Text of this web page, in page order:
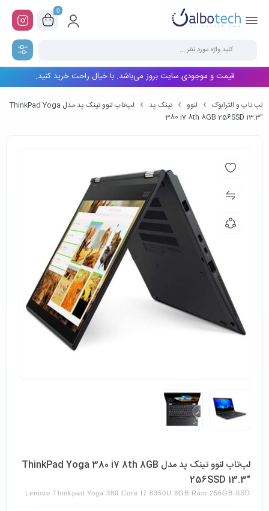
0
قیمت و موجودی سایت بروز می‌باشد. با خیال راحت خرید کنید.
لپ تاپ و الترابوک لنوو تینک پد
لپ‌تاپ لنوو تینک پد مدل ThinkPad Yoga
380 i7 8th 8GB 256SSD 13.3″
لپ‌تاپ لنوو تینک پد مدل ThinkPad Yoga 380 i7 8th 8GB
256SSD 13.3″
Lenovo Thinkpad Yoga 380 Core I7 8350U 8GB Ram 256GB SSD